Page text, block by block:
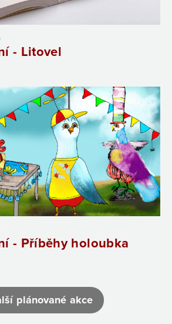
- Litovel
- Příběhy holoubka
plánované akce